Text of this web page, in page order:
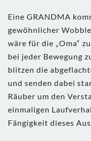
Eine GRANDMA
gewöhnlicher
wäre für die „Oma“
bei jeder Bewegung
blitzen die
und senden dabei
Räuber um den
einmaligen
Fängigkeit dieses